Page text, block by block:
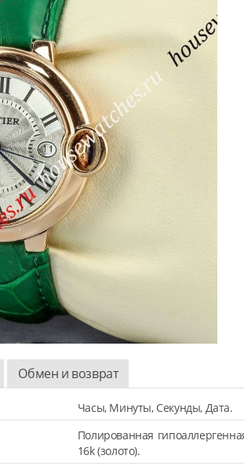
Обмен и возврат
Часы, Минуты, Секунды, Дата.
Полированная
16k (золото).